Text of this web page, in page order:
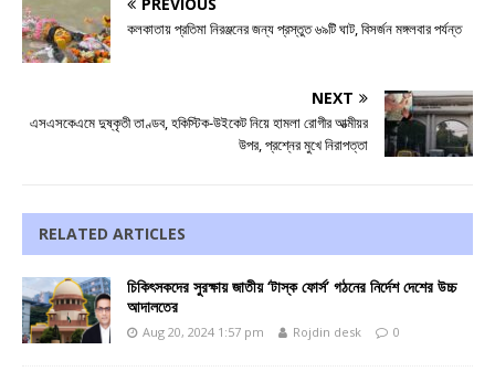
কলকাতায় প্রতিমা নিরঞ্জনের জন্য প্রস্তুত ৬৯টি ঘাট, বিসর্জন মঙ্গলবার পর্যন্ত
NEXT
এসএসকেএমে দুষ্কৃতী তাণ্ডব, হকিস্টিক-উইকেট নিয়ে হামলা রোগীর আত্মীয়র
উপর, প্রশ্নের মুখে নিরাপত্তা
RELATED ARTICLES
চিকিৎসকদের সুরক্ষায় জাতীয় ‘টাস্ক ফোর্স’ গঠনের নির্দেশ দেশের উচ্চ
আদালতের
Aug 20, 2024 1:57 pm Rojdin desk 0